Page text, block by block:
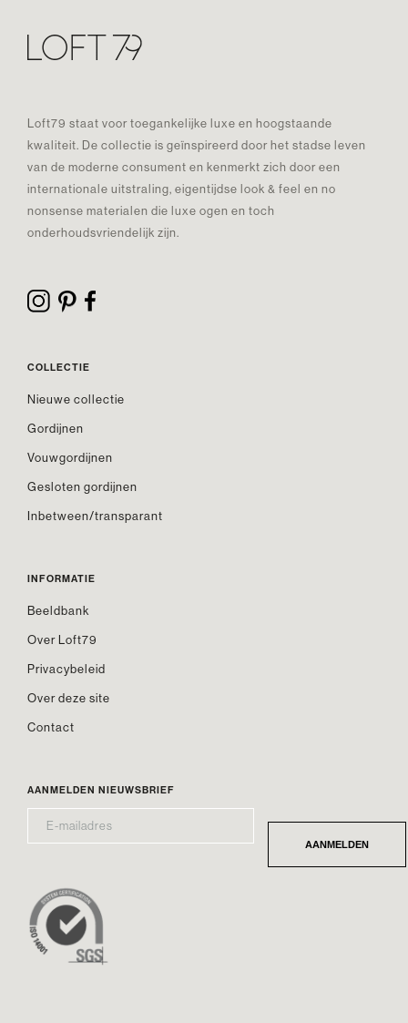
Loft79 staat voor toegankelijke luxe en hoogstaande
kwaliteit. De collectie is geïnspireerd door het stadse leven
van de moderne consument en kenmerkt zich door een
internationale uitstraling, eigentijdse look & feel en no
nonsense materialen die luxe ogen en toch
onderhoudsvriendelijk zijn.
COLLECTIE
Nieuwe collectie
Gordijnen
Vouwgordijnen
Gesloten gordijnen
Inbetween/transparant
INFORMATIE
Beeldbank
Over Loft79
Privacybeleid
Over deze site
Contact
AANMELDEN NIEUWSBRIEF
MAILADRES* AANMELDEN